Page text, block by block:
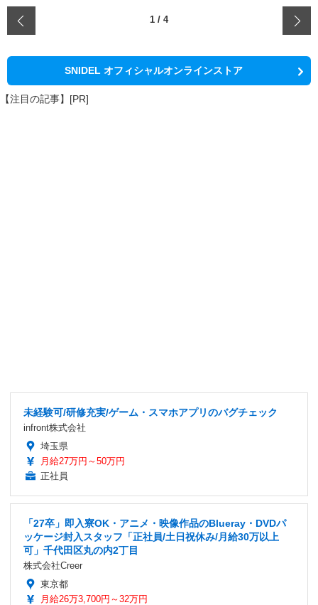
1 / 4
SNIDEL オフィシャルオンラインストア
【注目の記事】[PR]
未経験可/研修充実/ゲーム・スマホアプリのバグチェック
infront株式会社
埼玉県
月給27万円～50万円
正社員
「27卒」即入寮OK・アニメ・映像作品のBlueray・DVDパ
ッケージ封入スタッフ「正社員/土日祝休み/月給30万以上
可」千代田区丸の内2丁目
株式会社Creer
東京都
月給26万3,700円～32万円